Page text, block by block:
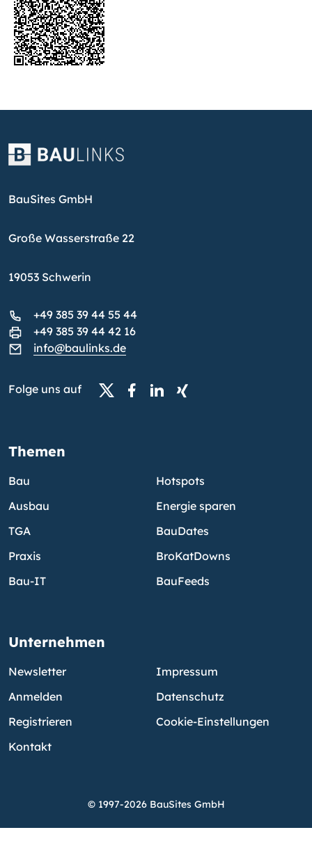
BauSites GmbH
Große Wasserstraße 22
19053 Schwerin
+49 385 39 44 55 44
+49 385 39 44 42 16
info@baulinks.de
Folge uns auf
Themen
Bau
Ausbau
TGA
Praxis
Bau-IT
Hotspots
Energie sparen
BauDates
BroKatDowns
BauFeeds
Unternehmen
Newsletter
Anmelden
Registrieren
Kontakt
Impressum
Datenschutz
Cookie-Einstellungen
© 1997-2026 BauSites GmbH